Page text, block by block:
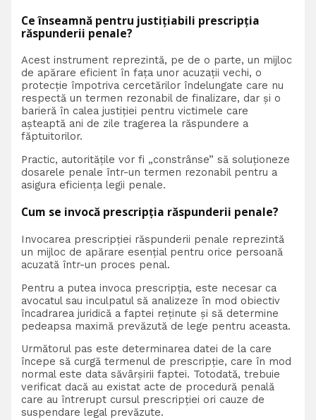
Ce înseamnă pentru justițiabili prescripția
răspunderii penale?
Acest instrument reprezintă, pe de o parte, un mijloc
de apărare eficient în fața unor acuzații vechi, o
protecție împotriva cercetărilor îndelungate care nu
respectă un termen rezonabil de finalizare, dar și o
barieră în calea justiției pentru victimele care
așteaptă ani de zile tragerea la răspundere a
făptuitorilor.
Practic, autoritățile vor fi „constrânse” să soluționeze
dosarele penale într-un termen rezonabil pentru a
asigura eficiența legii penale.
Cum se invocă prescripția răspunderii penale?
Invocarea prescripției răspunderii penale reprezintă
un mijloc de apărare esențial pentru orice persoană
acuzată într-un proces penal.
Pentru a putea invoca prescripția, este necesar ca
avocatul sau inculpatul să analizeze în mod obiectiv
încadrarea juridică a faptei reținute și să determine
pedeapsa maximă prevăzută de lege pentru aceasta.
Următorul pas este determinarea datei de la care
începe să curgă termenul de prescripție, care în mod
normal este data săvârșirii faptei. Totodată, trebuie
verificat dacă au existat acte de procedură penală
care au întrerupt cursul prescripției ori cauze de
suspendare legal prevăzute.